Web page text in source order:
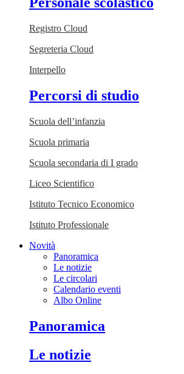
Registro Cloud
Segreteria Cloud
Interpello
Percorsi di studio
Scuola dell’infanzia
Scuola primaria
Scuola secondaria di I grado
Liceo Scientifico
Istituto Tecnico Economico
Istituto Professionale
Novità
Panoramica
Le notizie
Le circolari
Calendario eventi
Albo Online
Panoramica
Le notizie